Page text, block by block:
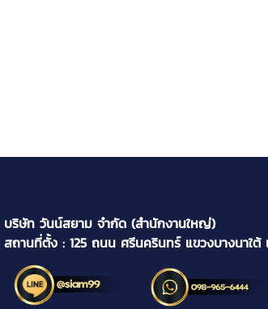
บริษัท วันน์สยาม จำกัด (สำนักงานใหญ่)
สถานที่ตั้ง : 125 ถนน ศรีนครินทร์ แขวงบางนาใต้